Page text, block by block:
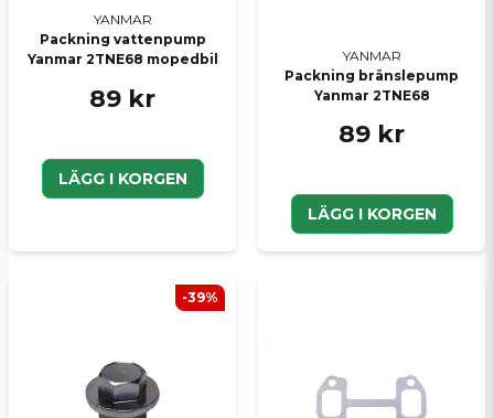
YANMAR
Packning vattenpump
Yanmar 2TNE68 mopedbil
89 kr
LÄGG I KORGEN
YANMAR
Packning bränslepump
Yanmar 2TNE68
89 kr
LÄGG I KORGEN
-39%